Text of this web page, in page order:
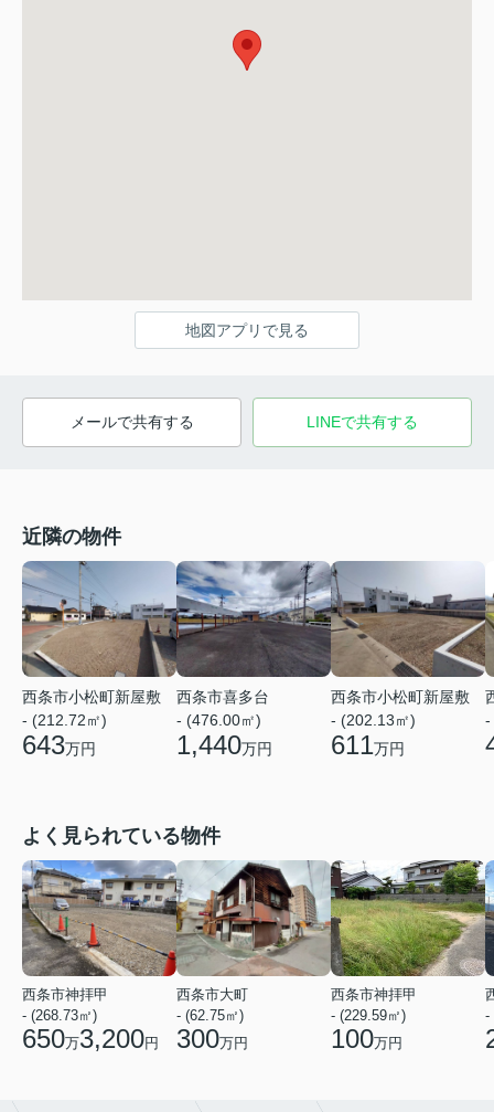
地図アプリで見る
メールで共有する LINEで共有する
近隣の物件
西条市小松町新屋敷
- (212.72㎡)
643万円
西条市喜多台
- (476.00㎡)
1,440万円
西条市小松町新屋敷
- (202.13㎡)
611万円
-
よく見られている物件
西条市神拝甲
- (268.73㎡)
650万3,200円
西条市大町
- (62.75㎡)
300万円
西条市神拝甲
- (229.59㎡)
100万円
-